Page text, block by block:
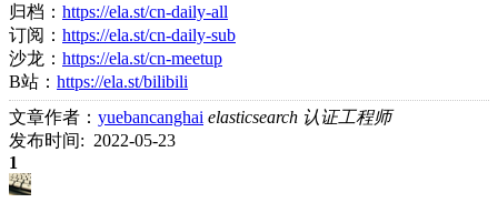
归档： https://ela.st/cn-daily-all
订阅： https://ela.st/cn-daily-sub
沙龙： https://ela.st/cn-meetup
B站： https://ela.st/bilibili
文章作者： yuebancanghai elasticsearch 认证工程师
发布时间: 2022-05-23
1